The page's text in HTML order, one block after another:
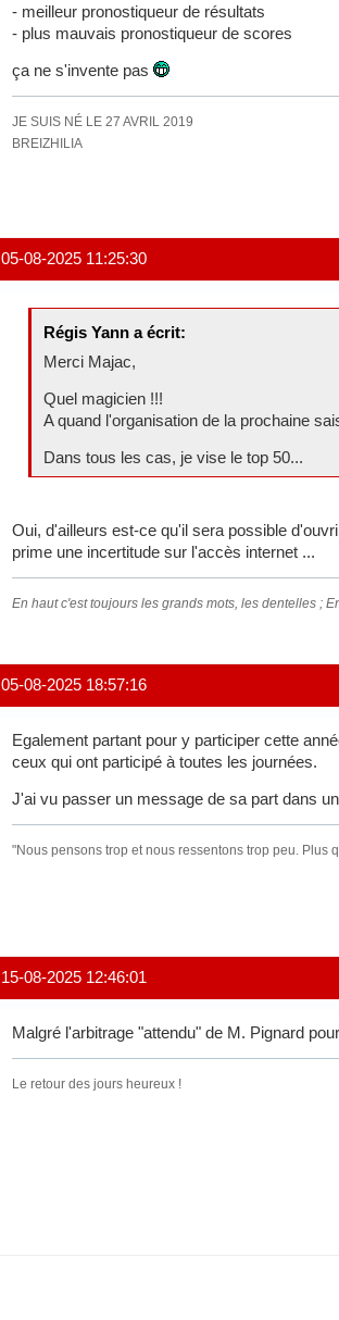
- meilleur pronostiqueur de résultats
- plus mauvais pronostiqueur de scores
ça ne s'invente pas
JE SUIS NÉ LE 27 AVRIL 2019
BREIZHILIA
05-08-2025 11:25:30
Régis Yann a écrit:
Merci Majac,
Quel magicien !!!
A quand l'organisation de la prochaine
Dans tous les cas, je vise le top 50...
Oui, d'ailleurs est-ce qu'il sera possible
prime une incertitude sur l'accès internet ...
En haut c'est toujours les grands mots, les dentelles ;
05-08-2025 18:57:16
Egalement partant pour y participer cette
ceux qui ont participé à toutes les journées.
J'ai vu passer un message de sa part dans
"Nous pensons trop et nous ressentons trop peu. Plus
15-08-2025 12:46:01
Malgré l'arbitrage "attendu" de M. Pignard
Le retour des jours heureux !